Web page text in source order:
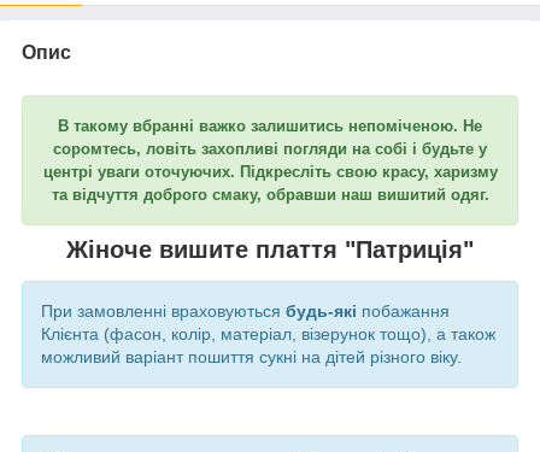
Опис
В такому вбранні важко залишитись непоміченою. Не
соромтесь, ловіть захопливі погляди на собі і будьте у
центрі уваги оточуючих. Підкресліть свою красу, харизму
та відчуття доброго смаку, обравши наш вишитий одяг.
Жіноче вишите плаття "Патриція"
При замовленні враховуються будь-які побажання
Клієнта (фасон, колір, матеріал, візерунок тощо), а також
можливий варіант пошиття сукні на дітей різного віку.